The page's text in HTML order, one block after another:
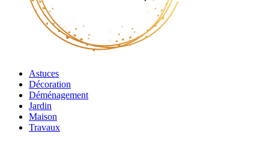
Astuces
Décoration
Déménagement
Jardin
Maison
Travaux